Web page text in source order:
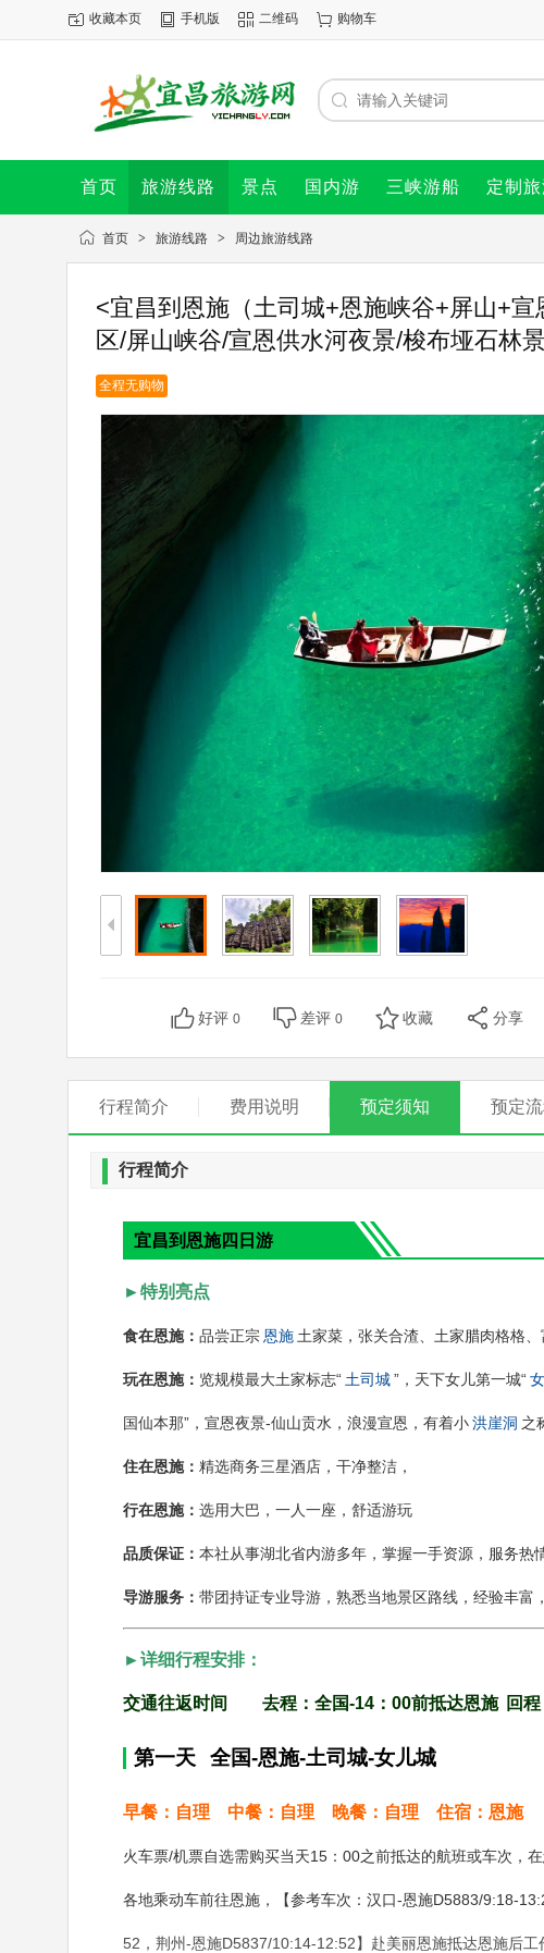
收藏本页 手机版 二维码 购物车
首页 旅游线路 景点 国内游 三峡游船 定制
首页 > 旅游线路 > 周边旅游线路
<宜昌到恩施（土司城+恩施峡谷+屏山+
区/屏山峡谷/宣恩供水河夜景/梭布垭石林
全程无购物
好评 0 差评 0 收藏 分享
行程简介 费用说明 预定须知 预定
行程简介
宜昌到恩施四日游
►特别亮点
食在恩施： 品尝正宗 恩施 土家菜，张关合渣、土家腊肉格格、
玩在恩施： 览规模最大土家标志“ 土司城”，天下女儿第一城“
国仙本那”，宣恩夜景-仙山贡水，浪漫宣恩，有着小洪崖洞 之
住在恩施： 精选商务三星酒店，干净整洁，
行在恩施： 选用大巴，一人一座，舒适游玩
品质保证： 本社从事湖北省内游多年，掌握一手资源，服务热
导游服务： 带团持证专业导游，熟悉当地景区路线，经验丰富
►详细行程安排：
交通往返时间 去程：全国-14：00前抵达恩施 回
第一天 全国-恩施-土司城-女儿城
早餐：自理 中餐：自理 晚餐：自理 住宿：恩施
火车票/机票自选需购买当天15：00之前抵达的航班或车次，
各地乘动车前往恩施，【参考车次：汉口-恩施D5883/9:18-
52，荆州-恩施D5837/10:14-12:52】赴美丽恩施抵达恩施后工